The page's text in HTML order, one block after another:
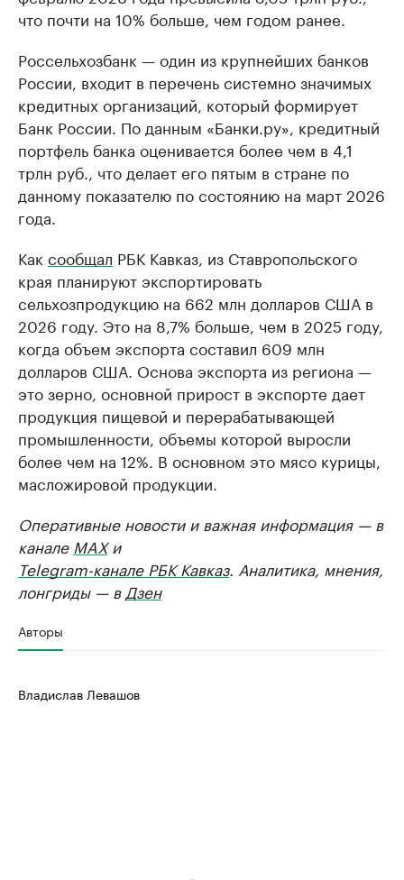
что почти на 10% больше, чем годом ранее.
Россельхозбанк — один из крупнейших банков
России, входит в перечень системно значимых
кредитных организаций, который формирует
Банк России. По данным «Банки.ру», кредитный
портфель банка оценивается более чем в 4,1
трлн руб., что делает его пятым в стране по
данному показателю по состоянию на март 2026
года.
Как сообщал РБК Кавказ, из Ставропольского
края планируют экспортировать
сельхозпродукцию на 662 млн долларов США в
2026 году. Это на 8,7% больше, чем в 2025 году,
когда объем экспорта составил 609 млн
долларов США. Основа экспорта из региона —
это зерно, основной прирост в экспорте дает
продукция пищевой и перерабатывающей
промышленности, объемы которой выросли
более чем на 12%. В основном это мясо курицы,
масложировой продукции.
Оперативные новости и важная информация — в
канале MAXи
Telegram-канале РБК Кавказ. Аналитика, мнения,
лонгриды — в Дзен
Авторы
Владислав Левашов